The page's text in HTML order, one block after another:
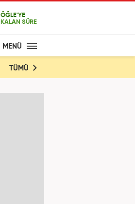
ÖĞLE'YE
KALAN SÜRE
MENÜ
TÜMÜ